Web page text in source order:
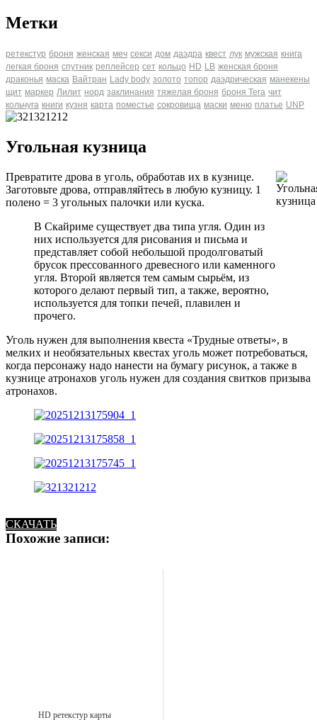
Метки
ретекстур броня женская меч секси дом даэдра квест лук мужская книга
легкая броня спутник реплейсер сет кольцо HD LB женская броня
драконья маска Вайтран Lady body золото топор даэдрическая манекены
щит маркер Лилит норд заклинания тяжелая броня броня Tera чит
кольчуга книги кузня карта поместье сокровища маски меню платье UNP
Угольная кузница
Превратите дрова в уголь, обработав их в кузнице.
Заготовьте дрова, отправляйтесь в любую кузницу. 1
полено = 3 угольных палочки или куска.
В Скайриме существует два типа угля. Один из
них используется для рисования и письма и
представляет собой небольшой продолговатый
брусок прессованного древесного или каменного
угля. Второй является тем самым сырьём, из
которого делают первый тип, а также, вероятно,
используется для топки печей, плавилен и
прочего.
Уголь нужен для выполнения квеста «Трудные ответы», в
мелких и необязательных квестах уголь может потребоваться,
когда персонажу надо нанести на бумагу рисунок, а также в
кузнице атронахов уголь нужен для создания свитков призыва
атронахов.
СКАЧАТЬ
Похожие записи:
HD ретекстур карты